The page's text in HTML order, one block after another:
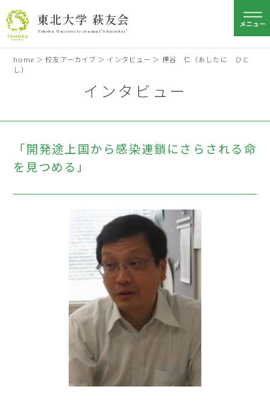
東北大学 萩友会
Tohoku University alumni"Shuyukai"
home ＞校友アーカイブ ＞ インタビュー ＞ 押谷 仁（おしたに ひと
し）
インタビュー
「開発途上国から感染連鎖にさらされる命
を見つめる」